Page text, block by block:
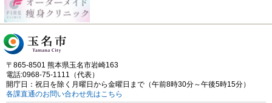
〒865-8501 熊本県玉名市岩崎163
電話:0968-75-1111（代表）
開庁日：祝日を除く月曜日から金曜日まで（午前8時30分～午後5時15分）
各課直通のお問い合わせ先はこちら